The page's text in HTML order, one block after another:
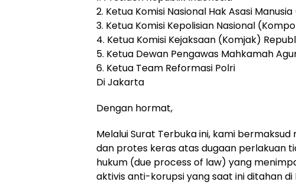
2. Ketua Komisi Nasional Hak Asasi
3. Ketua Komisi Kepolisian Nasional
4. Ketua Komisi Kejaksaan (Komjak)
5. Ketua Dewan Pengawas Mahkamah
6. Ketua Team Reformasi Polri
Di Jakarta
Dengan hormat,
Melalui Surat Terbuka ini, kami
dan protes keras atas dugaan perlakuan
hukum (due process of law) yang
aktivis anti-korupsi yang saat ini ditahan di